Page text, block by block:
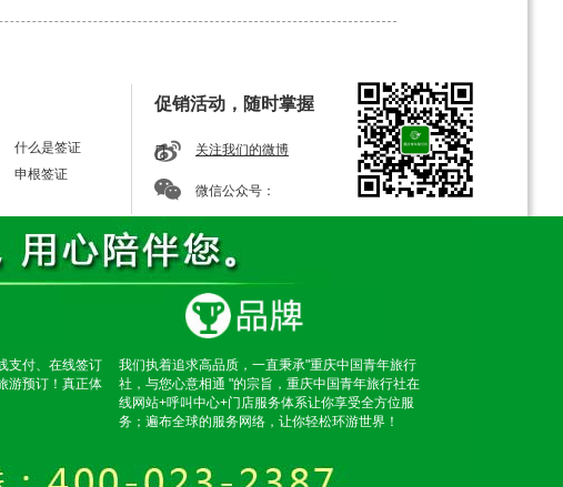
什么是签证
申根签证
促销活动，随时掌握
关注我们的微博
微信公众号：
支付、在线签订
游预订！真正体
我们执着追求高品质，一直秉承"重庆中国青年旅行
社，与您心意相通 "的宗旨，重庆中国青年旅行社在
线网站+呼叫中心+门店服务体系让你享受全方位服
务；遍布全球的服务网络，让你轻松环游世界！